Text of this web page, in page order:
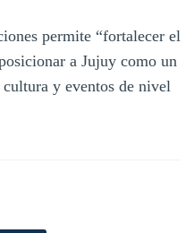
permite “fortalecer el
a Jujuy como un
y eventos de nivel